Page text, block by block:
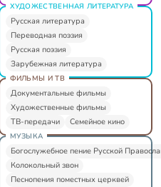
ХУДОЖЕСТВЕННАЯ ЛИТЕРАТУРА
Русская литература
Переводная поэзия
Русская поэзия
Зарубежная литература
ФИЛЬМЫ И ТВ
Документальные фильмы
Художественные фильмы
ТВ-передачи
Семейное кино
МУЗЫКА
Богослужебное пение Русской
Колокольный звон
Песнопения поместных церквей